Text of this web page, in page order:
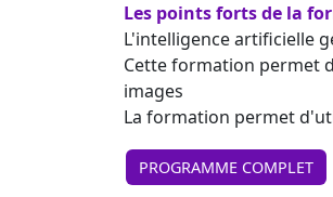
Les points forts de la
L'intelligence artificielle
Cette formation permet
images
La formation permet
PROGRAMME COMPLET